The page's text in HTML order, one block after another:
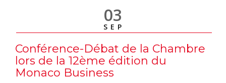
03
SEP
Conférence-Débat de la Chambre
lors de la 12ème édition du
Monaco Business